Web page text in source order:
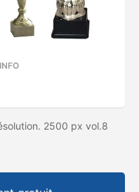
2500 px vol.8